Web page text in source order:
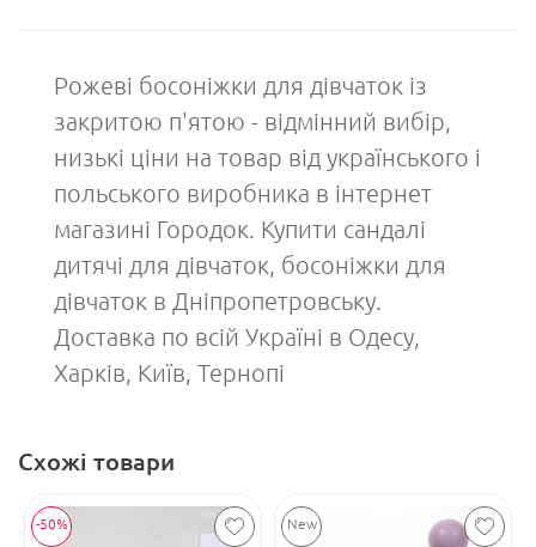
Рожеві босоніжки для дівчаток із
закритою п'ятою - відмінний вибір,
низькі ціни на товар від українського і
польського виробника в інтернет
магазині Городок. Купити сандалі
дитячі для дівчаток, босоніжки для
дівчаток в Дніпропетровську.
Доставка по всій Україні в Одесу,
Харків, Київ, Тернопі
Схожі товари
-50%